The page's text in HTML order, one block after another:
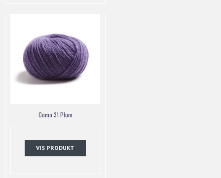
Como 31 Plum
VIS PRODUKT